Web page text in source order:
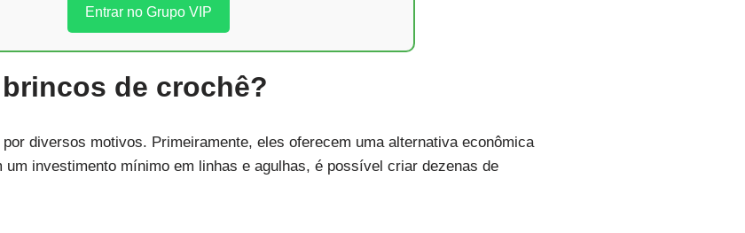
Entrar no Grupo VIP
de crochê?
diversos motivos. Primeiramente, eles oferecem uma alternativa econômica
investimento mínimo em linhas e agulhas, é possível criar dezenas de